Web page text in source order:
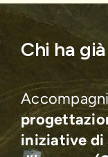
Chi ha
iniziative di